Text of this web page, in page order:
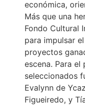
económica,
Más que una
Fondo Cultural
para impulsar
proyectos
escena. Para
seleccionados
Evalynn de
Figueiredo, y